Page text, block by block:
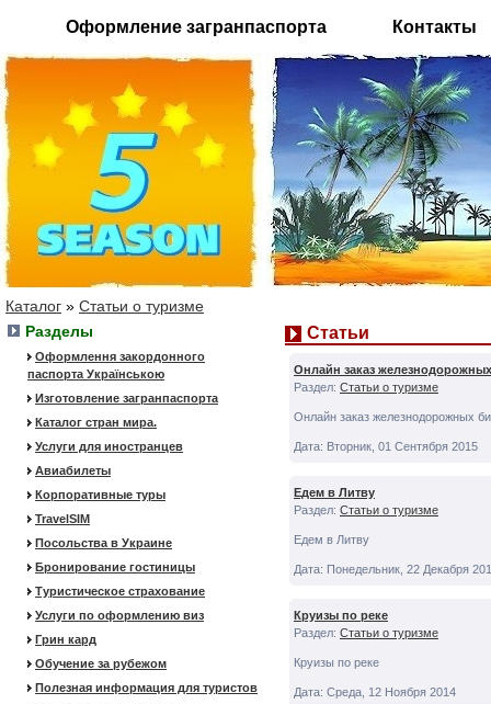
Оформление загранпаспорта Контакты
Каталог » Статьи о туризме
Разделы
Оформлення закордонного
паспорта Українською
Изготовление загранпаспорта
Каталог стран мира.
Услуги для иностранцев
Авиабилеты
Корпоративные туры
TravelSIM
Посольства в Украине
Бронирование гостиницы
Туристическое страхование
Услуги по оформлению виз
Грин кард
Обучение за рубежом
Полезная информация для туристов
Статьи
Онлайн заказ
Раздел: Статьи о туризме
Онлайн заказ железнодорожных
Дата: Вторник, 01 Сентября 2015
Едем в Литву
Раздел: Статьи о туризме
Едем в Литву
Дата: Понедельник, 22 Декабря
Круизы по реке
Раздел: Статьи о туризме
Круизы по реке
Дата: Среда, 12 Ноября 2014